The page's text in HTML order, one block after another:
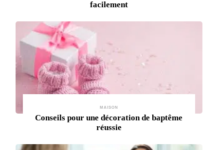
facilement
MAISON
Conseils pour une décoration de baptême
réussie